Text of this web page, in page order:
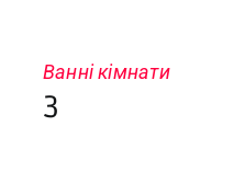
Ванні кімнати
3